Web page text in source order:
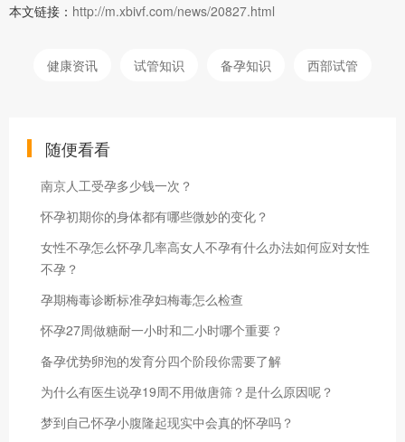
本文链接： http://m.xbivf.com/news/20827.html
健康资讯 试管知识 备孕知识 西部试管
随便看看
南京人工受孕多少钱一次？
怀孕初期你的身体都有哪些微妙的变化？
女性不孕怎么怀孕几率高女人不孕有什么办法如何应对女性
不孕？
孕期梅毒诊断标准孕妇梅毒怎么检查
怀孕27周做糖耐一小时和二小时哪个重要？
备孕优势卵泡的发育分四个阶段你需要了解
为什么有医生说孕19周不用做唐筛？是什么原因呢？
梦到自己怀孕小腹隆起现实中会真的怀孕吗？